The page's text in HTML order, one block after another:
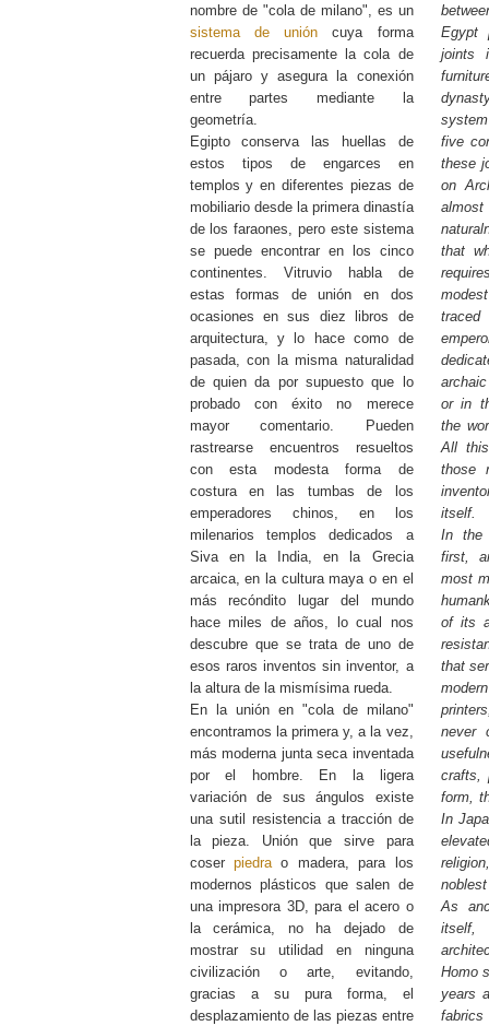
nombre de "cola de milano", es un
sistema de unión cuya forma
recuerda precisamente la cola de
un pájaro y asegura la conexión
entre partes mediante la
geometría.
Egipto conserva las huellas de
estos tipos de engarces en
templos y en diferentes piezas de
mobiliario desde la primera dinastía
de los faraones, pero este sistema
se puede encontrar en los cinco
continentes. Vitruvio habla de
estas formas de unión en dos
ocasiones en sus diez libros de
arquitectura, y lo hace como de
pasada, con la misma naturalidad
de quien da por supuesto que lo
probado con éxito no merece
mayor comentario. Pueden
rastrearse encuentros resueltos
con esta modesta forma de
costura en las tumbas de los
emperadores chinos, en los
milenarios templos dedicados a
Siva en la India, en la Grecia
arcaica, en la cultura maya o en el
más recóndito lugar del mundo
hace miles de años, lo cual nos
descubre que se trata de uno de
esos raros inventos sin inventor, a
la altura de la mismísima rueda.
En la unión en "cola de milano"
encontramos la primera y, a la vez,
más moderna junta seca inventada
por el hombre. En la ligera
variación de sus ángulos existe
una sutil resistencia a tracción de
la pieza. Unión que sirve para
coser piedra o madera, para los
modernos plásticos que salen de
una impresora 3D, para el acero o
la cerámica, no ha dejado de
mostrar su utilidad en ninguna
civilización o arte, evitando,
gracias a su pura forma, el
desplazamiento de las piezas entre
Egypt
joints
five
these
on
that
or in
the
All
those
itself.
In the
first,
most
of its
that
never
crafts,
form,
In
As
itself,
Homo
years